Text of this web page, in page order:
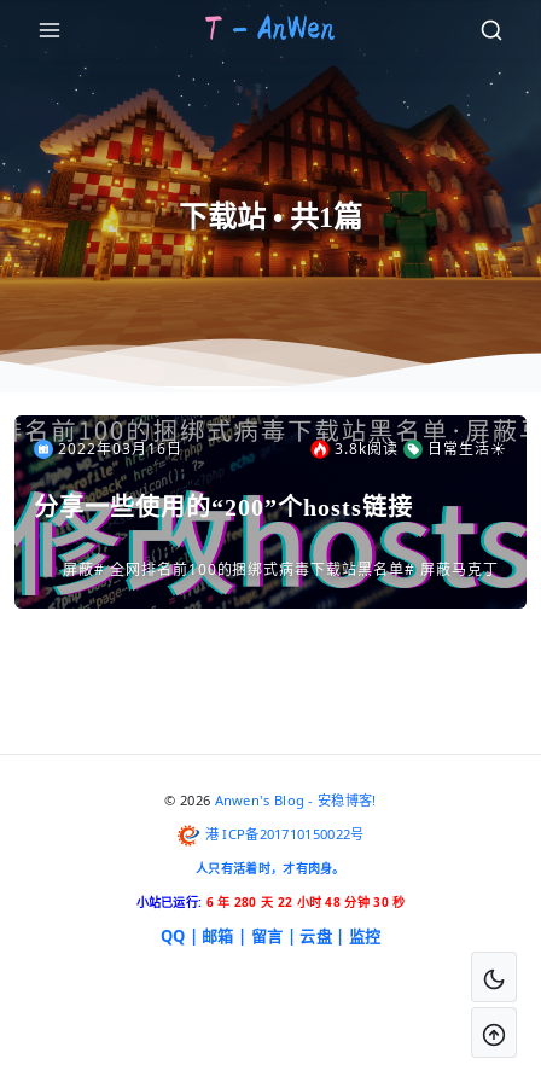
下载站 • 共1篇
2022年03月16日 3.8k阅读 日常生活☀
分享一些使用的“200”个hosts链接
屏蔽# 全网排名前100的捆绑式病毒下载站黑名单# 屏蔽马克丁
© 2026 Anwen's Blog - 安稳博客!
港 ICP备201710150022号
人只有活着时，才有肉身。
小站已运行: 6 年 280 天 22 小时 48 分钟 30 秒
QQ | 邮箱 | 留言 | 云盘 | 监控